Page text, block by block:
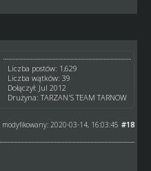
Liczba postów: 1,629
Liczba wątków: 39
Dołączył: Jul 2012
Drużyna: TARZAN'S TEAM TARNOW
#18
2020-03-14, 16:03:45